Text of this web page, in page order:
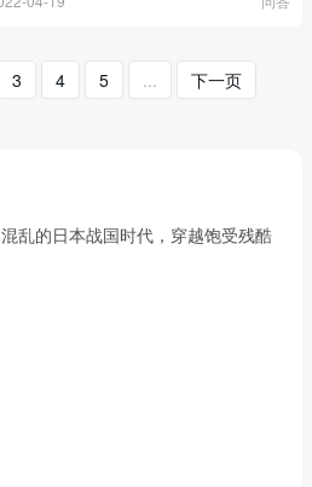
3 4 5 ... 下一页
乱的日本战国时代，穿越饱受残酷